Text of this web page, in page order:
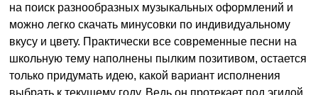
на поиск разнообразных музыкальных оформлений и
можно легко скачать минусовки по индивидуальному
вкусу и цвету. Практически все современные песни на
школьную тему наполнены пылким позитивом, остается
только придумать идею, какой вариант исполнения